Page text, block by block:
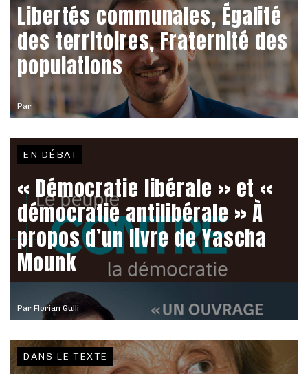
Par
Libertés communales, Égalité
des territoires, Fraternité des
populations
Par Florian Gulli
EN DÉBAT
« Démocratie libérale » et «
démocratie antilibérale » À
propos d’un livre de Yascha
Mounk
DANS LE TEXTE